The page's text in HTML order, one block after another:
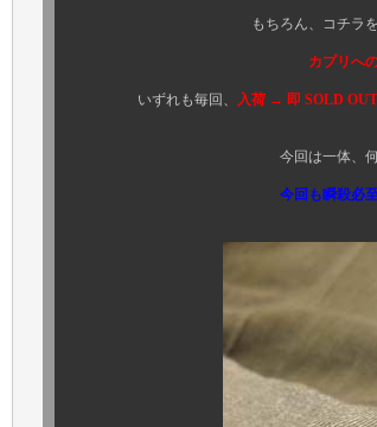
もちろん、コチラをご紹介しな
カプリへの入荷は
いずれも毎回、 入荷 → 即 SOLD OUT
今回は一体、何方様の手に
今回も瞬殺必